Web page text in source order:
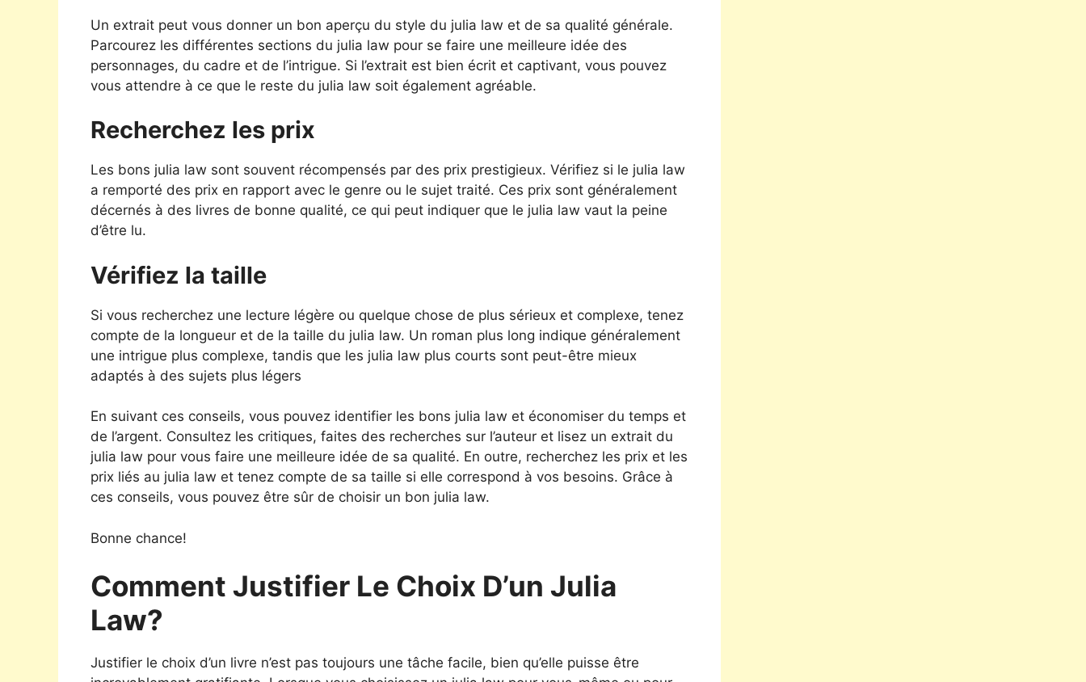
Un extrait peut vous donner un bon aperçu du style du julia law et de sa qualité générale.
Parcourez les différentes sections du julia law pour se faire une meilleure idée des
personnages, du cadre et de l’intrigue. Si l’extrait est bien écrit et captivant, vous pouvez
vous attendre à ce que le reste du julia law soit également agréable.
Recherchez les prix
Les bons julia law sont souvent récompensés par des prix prestigieux. Vérifiez si le julia law
a remporté des prix en rapport avec le genre ou le sujet traité. Ces prix sont généralement
décernés à des livres de bonne qualité, ce qui peut indiquer que le julia law vaut la peine
d’être lu.
Vérifiez la taille
Si vous recherchez une lecture légère ou quelque chose de plus sérieux et complexe, tenez
compte de la longueur et de la taille du julia law. Un roman plus long indique généralement
une intrigue plus complexe, tandis que les julia law plus courts sont peut-être mieux
adaptés à des sujets plus légers
En suivant ces conseils, vous pouvez identifier les bons julia law et économiser du temps et
de l’argent. Consultez les critiques, faites des recherches sur l’auteur et lisez un extrait du
julia law pour vous faire une meilleure idée de sa qualité. En outre, recherchez les prix et les
prix liés au julia law et tenez compte de sa taille si elle correspond à vos besoins. Grâce à
ces conseils, vous pouvez être sûr de choisir un bon julia law.
Bonne chance!
Comment Justifier Le Choix D’un Julia
Law?
Justifier le choix d’un livre n’est pas toujours une tâche facile, bien qu’elle puisse être